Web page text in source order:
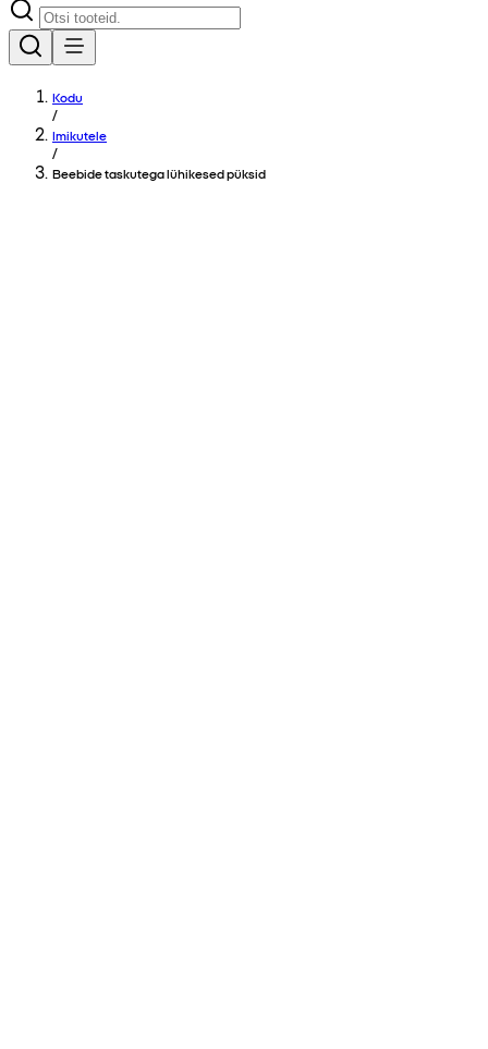
Kodu
/
Imikutele
/
Beebide taskutega lühikesed püksid